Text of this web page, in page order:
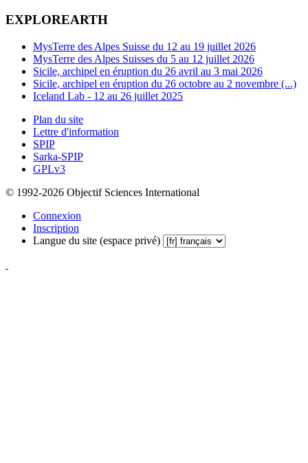
EXPLOREARTH
MysTerre des Alpes Suisse du 12 au 19 juillet 2026
MysTerre des Alpes Suisses du 5 au 12 juillet 2026
Sicile, archipel en éruption du 26 avril au 3 mai 2026
Sicile, archipel en éruption du 26 octobre au 2 novembre (...)
Iceland Lab - 12 au 26 juillet 2025
Plan du site
Lettre d'information
SPIP
Sarka-SPIP
GPLv3
© 1992-2026 Objectif Sciences International
Connexion
Inscription
Langue du site (espace privé)